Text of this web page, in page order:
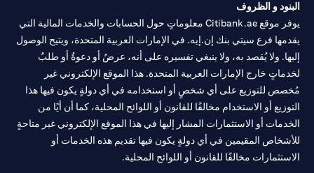
البنود و الظروف
يوفر موقع Citibank.ae معلوماتٍ حول الحسابات والخدمات المالية التي
يقدمها فرع سيتي بنك إن.إيه. في الإمارات العربية المتحدة، ويتيح الوصول
إليها. ولا يُقصد به، ولا ينبغي تفسيره على أنه، عرضٌ أو دعوةٌ أو طلبٌ
لخدماتٍ خارج الإمارات العربية المتحدة. هذا الموقع الإلكتروني غير
مُخصص للتوزيع على أي شخصٍ أو استخدامه في أي دولةٍ يكون فيها هذا
التوزيع أو الاستخدام مخالفًا للقانون أو اللوائح المحلية، كما أن أيًا من
الخدمات أو الاستثمارات المشار إليها في هذا الموقع الإلكتروني غير متاحةٍ
للأشخاص المقيمين في أي دولةٍ يكون فيها تقديم هذه الخدمات أو
الاستثمارات مخالفًا للقانون أو اللوائح المحلية.